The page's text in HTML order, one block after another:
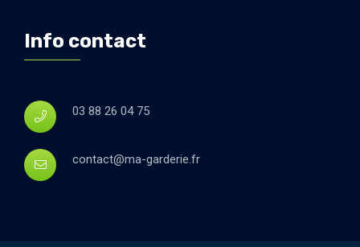
Info contact
03 88 26 04 75
contact@ma-garderie.fr